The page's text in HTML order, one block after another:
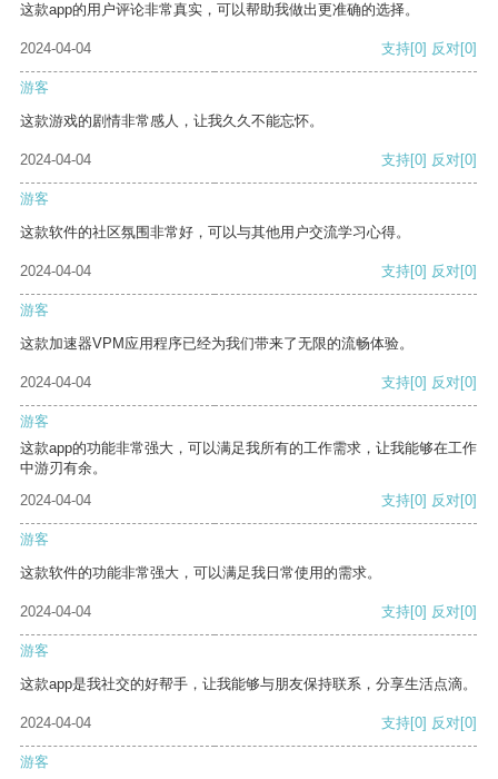
这款app的用户评论非常真实，可以帮助我做出更准确的选择。
2024-04-04 支持[0] 反对[0]
游客
这款游戏的剧情非常感人，让我久久不能忘怀。
2024-04-04 支持[0] 反对[0]
游客
这款软件的社区氛围非常好，可以与其他用户交流学习心得。
2024-04-04 支持[0] 反对[0]
游客
这款加速器VPM应用程序已经为我们带来了无限的流畅体验。
2024-04-04 支持[0] 反对[0]
游客
这款app的功能非常强大，可以满足我所有的工作需求，让我能够在工作
中游刃有余。
2024-04-04
支持[0] 反对[0]
游客
这款软件的功能非常强大，可以满足我日常使用的需求。
2024-04-04 支持[0] 反对[0]
游客
这款app是我社交的好帮手，让我能够与朋友保持联系，分享生活点滴。
2024-04-04 支持[0] 反对[0]
游客